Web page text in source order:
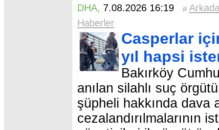
DHA, 7.08.2026 16:19
Haberler
Casperlar
yıl hapsi
Bakırköy
anılan silahlı suç
şüpheli hakkında dava
cezalandırılmalarının